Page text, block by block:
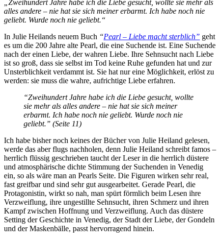
„Zweihundert Jahre habe ich die Liebe gesucht, wollte sie mehr als
alles andere – nie hat sie sich meiner erbarmt. Ich habe noch nie
geliebt. Wurde noch nie geliebt.“
In Julie Heilands neuem Buch “Pearl – Liebe macht sterblich” geht
es um die 200 Jahre alte Pearl, die eine Suchende ist. Eine Suchende
nach der einen Liebe, der wahren Liebe. Ihre Sehnsucht nach Liebe
ist so groß, dass sie selbst im Tod keine Ruhe gefunden hat und zur
Unsterblichkeit verdammt ist. Sie hat nur eine Möglichkeit, erlöst zu
werden: sie muss die wahre, aufrichtige Liebe erfahren.
“Zweihundert Jahre habe ich die Liebe gesucht, wollte
sie mehr als alles andere – nie hat sie sich meiner
erbarmt. Ich habe noch nie geliebt. Wurde noch nie
geliebt.” (Seite 11)
Ich habe bisher noch keines der Bücher von Julie Heiland gelesen,
werde das aber flugs nachholen, denn Julie Heiland schreibt famos –
herrlich flüssig geschrieben taucht der Leser in die herrlich düstere
und atmosphärische dichte Stimmung der Suchenden in Venedig
ein, so als wäre man an Pearls Seite. Die Figuren wirken sehr real,
fast greifbar und sind sehr gut ausgearbeitet. Gerade Pearl, die
Protagonistin, wirkt so nah, man spürt förmlich beim Lesen ihre
Verzweiflung, ihre ungestillte Sehnsucht, ihren Schmerz und ihren
Kampf zwischen Hoffnung und Verzweiflung. Auch das düstere
Setting der Geschichte in Venedig, der Stadt der Liebe, der Gondeln
und der Maskenbälle, passt hervorragend hinein.